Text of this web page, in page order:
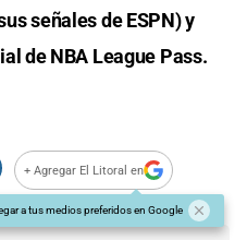
señales de ESPN) y
de NBA League Pass.
+ Agregar El Litoral en
a tus medios preferidos en Google